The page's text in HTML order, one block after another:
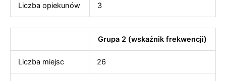
Liczba opiekunów 3
Grupa 2 (wskaźnik frekwencji)
Liczba miejsc 26